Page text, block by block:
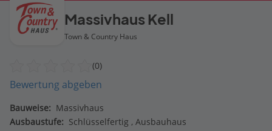
Massivhaus Kell
Town & Country Haus
(0)
Bewertung abgeben
Bauweise: Massivhaus
Ausbaustufe: Schlüsselfertig Ausbauhaus